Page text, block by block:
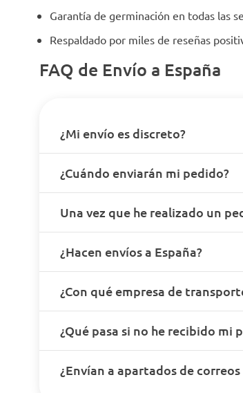
Garantía de germinación en todas las
Respaldado por miles de reseñas
FAQ de Envío a España
¿Mi envío es discreto?
¿Cuándo enviarán mi pedido?
Una vez que he realizado un
¿Hacen envíos a España?
¿Con qué empresa de
¿Qué pasa si no he recibido mi
¿Envían a apartados de correos